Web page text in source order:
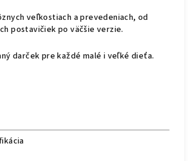
veľkostiach a prevedeniach, od
postavičiek po väčšie verzie.
darček pre každé malé i veľké dieťa.